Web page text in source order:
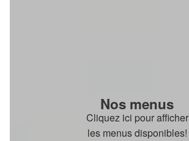
Nos menus
Cliquez ici pour afficher
les menus disponibles!